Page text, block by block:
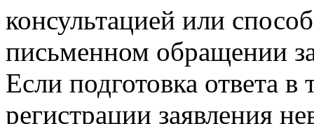
консультацией или
письменном обращении
Если подготовка ответа
регистрации заявления